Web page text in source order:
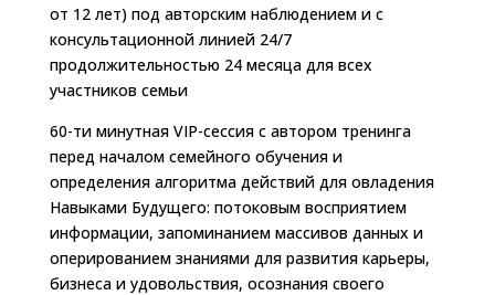
от 12 лет) под авторским наблюдением и с
консультационной линией 24/7
продолжительностью 24 месяца для всех
участников семьи
60-ти минутная VIP-сессия с автором тренинга
перед началом семейного обучения и
определения алгоритма действий для овладения
Навыками Будущего: потоковым восприятием
информации, запоминанием массивов данных и
оперированием знаниями для развития карьеры,
бизнеса и удовольствия, осознания своего